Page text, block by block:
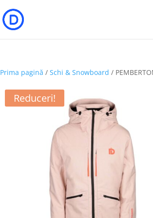
Prima pagină /Schi & Snowboard /
Reduceri!